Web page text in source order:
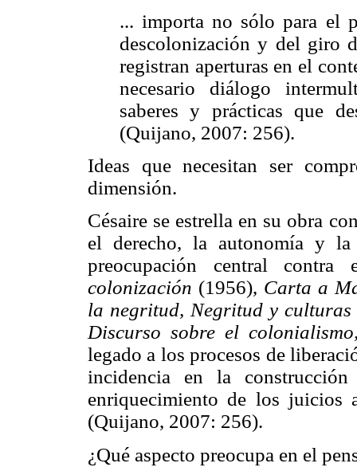
... importa no sólo para el
descolonización y del giro
registran aperturas en el
necesario diálogo
saberes y prácticas que
(Quijano, 2007: 256).
Ideas que necesitan ser
dimensión.
Césaire se estrella en su obra
el derecho, la autonomía y la
preocupación central
colonización (1956), Carta a
la negritud, Negritud y
Discurso sobre el
legado a los procesos de
incidencia en la
enriquecimiento de los juicios
(Quijano, 2007: 256).
¿Qué aspecto preocupa en el